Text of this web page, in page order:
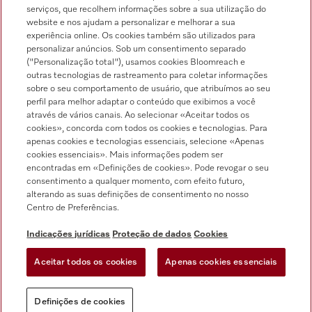
Pesquisa de distribuidores
Siga a Miele Professional
Proteção de dados
Condições gerais
Definições de cookies
serviços, que recolhem informações sobre a sua utilização do
website e nos ajudam a personalizar e melhorar a sua
experiência online. Os cookies também são utilizados para
personalizar anúncios. Sob um consentimento separado
("Personalização total"), usamos cookies Bloomreach e
outras tecnologias de rastreamento para coletar informações
sobre o seu comportamento de usuário, que atribuímos ao seu
perfil para melhor adaptar o conteúdo que exibimos a você
através de vários canais. Ao selecionar «Aceitar todos os
cookies», concorda com todos os cookies e tecnologias. Para
apenas cookies e tecnologias essenciais, selecione «Apenas
cookies essenciais». Mais informações podem ser
encontradas em «Definições de cookies». Pode revogar o seu
consentimento a qualquer momento, com efeito futuro,
alterando as suas definições de consentimento no nosso
Centro de Preferências.
Indicações jurídicas Proteção de dados Cookies
Aceitar todos os cookies Apenas cookies essenciais
Definições de cookies